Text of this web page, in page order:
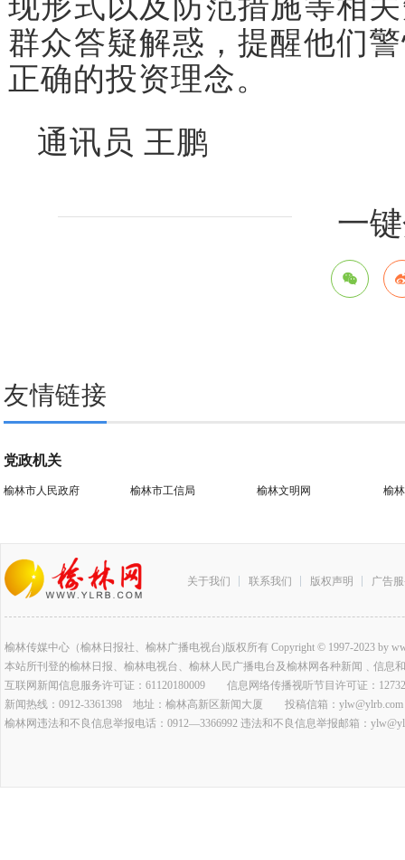
群众答疑解惑，提醒他们
正确的投资理念。
通讯员 王鹏
一
友情链接
党政机关
榆林市人民政府 榆林市工信局 榆林文明网 榆
关于我们 联系我们 版权声明 广告
榆林传媒中心（榆林日报社、榆林广播电视台)版权所有 Copyright © 1997-2023 by
本站所刊登的榆林日报、榆林电视台、榆林人民广播电台及榆林网各种新闻﹑信
互联网新闻信息服务许可证：61120180009 信息网络传播视听节目许可证：
新闻热线：0912-3361398 地址：榆林高新区新闻大厦 投稿信箱：ylw@ylrb.com
榆林网违法和不良信息举报电话：0912—3366992 违法和不良信息举报邮箱：